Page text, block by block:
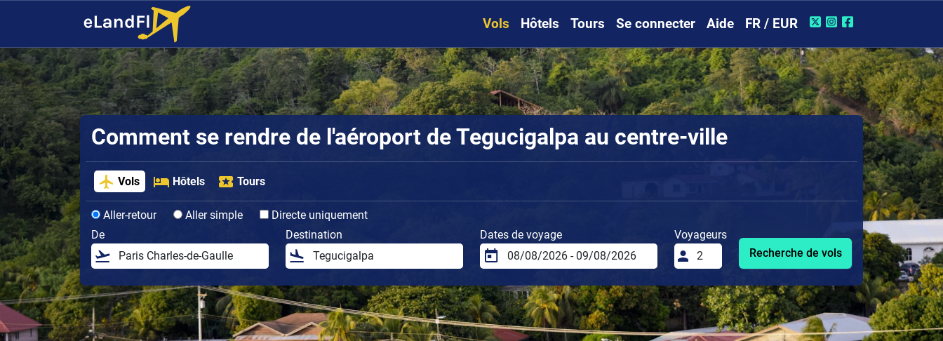
Vols Hôtels Tours Se connecter Aide FR / EUR
Comment se rendre de l'aéroport de Tegucigalpa au centre-ville
Vols Hôtels Tours
Aller-retour Aller simple
Directe uniquement
De
Destination Dates de voyage
Voyageurs
Recherche de vols